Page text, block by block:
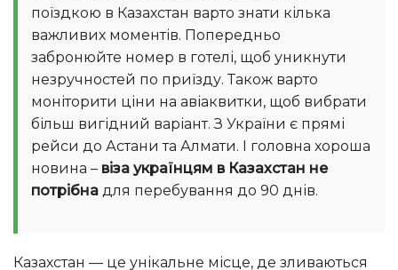
поїздкою в Казахстан варто знати кілька
важливих моментів. Попередньо
забронюйте номер в готелі, щоб уникнути
незручностей по приїзду. Також варто
моніторити ціни на авіаквитки, щоб вибрати
більш вигідний варіант. З України є прямі
рейси до Астани та Алмати. І головна хороша
новина – віза українцям в Казахстан не
потрібна для перебування до 90 днів.
Казахстан — це унікальне місце, де зливаються